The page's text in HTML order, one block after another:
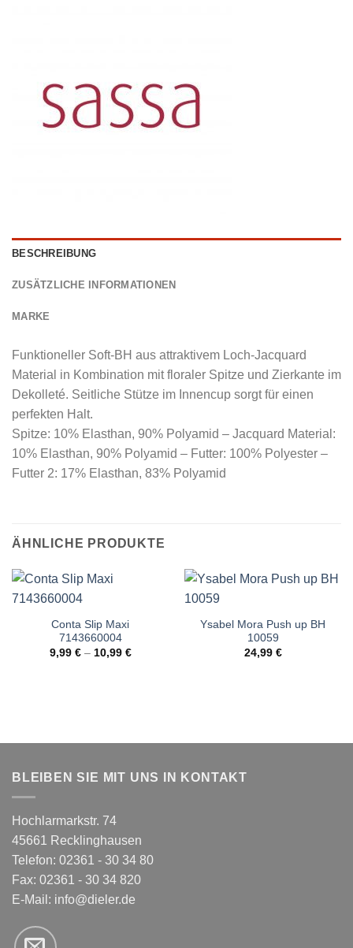
BESCHREIBUNG
ZUSÄTZLICHE INFORMATIONEN
MARKE
Funktioneller Soft-BH aus attraktivem Loch-Jacquard
Material in Kombination mit floraler Spitze und Zierkante im
Dekolleté. Seitliche Stütze im Innencup sorgt für einen
perfekten Halt.
Spitze: 10% Elasthan, 90% Polyamid – Jacquard Material:
10% Elasthan, 90% Polyamid – Futter: 100% Polyester –
Futter 2: 17% Elasthan, 83% Polyamid
ÄHNLICHE PRODUKTE
Conta Slip Maxi
7143660004
9,99 €– 10,99 €
Ysabel Mora Push up BH
10059
24,99 €
BLEIBEN SIE MIT UNS IN KONTAKT
Hochlarmarkstr. 74
45661 Recklinghausen
Telefon: 02361 - 30 34 80
Fax: 02361 - 30 34 820
E-Mail: info@dieler.de